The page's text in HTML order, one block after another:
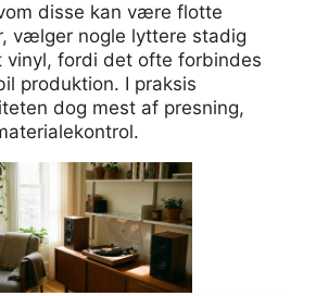
disse kan være flotte
vælger nogle lyttere stadig
vinyl, fordi det ofte forbindes
produktion. I praksis
dog mest af presning,